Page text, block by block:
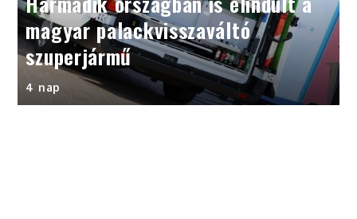
magyar palackvisszaváltó
szuperjármű
4 nap